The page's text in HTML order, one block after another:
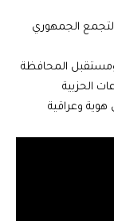
الجمهوري
ومستقبل المحافظة
الحزبية
وعراقية